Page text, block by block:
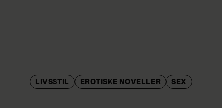
LIVSSTIL EROTISKE NOVELLER SEX